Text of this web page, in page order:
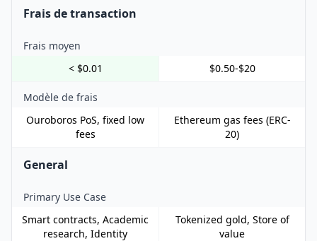
Frais de transaction
Frais moyen
< $0.01
$0.50-$20
Modèle de frais
Ouroboros PoS, fixed low
fees
Ethereum gas fees (ERC-
20)
General
Primary Use Case
Smart contracts, Academic
research, Identity
Tokenized gold, Store of
value